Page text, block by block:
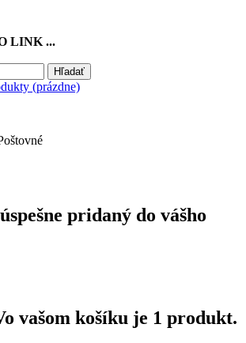
LINK ...
Hľadať
(prázdne)
pridaný do vášho
vašom košíku je 1 produkt.